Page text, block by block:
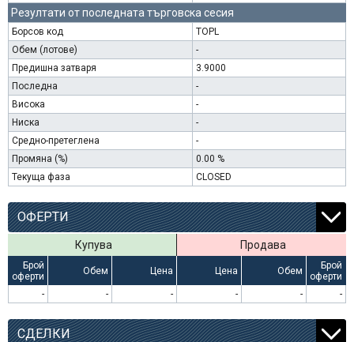
Резултати от последната търговска сесия
Борсов код
TOPL
Обем (лотове)
-
Предишна затваря
3.9000
Последна
-
Висока
-
Ниска
-
Средно-претеглена
-
Промяна (%)
0.00 %
Текуща фаза
CLOSED
ОФЕРТИ
Купува Продава
Брой
оферти
Обем Цена Цена Обем
Брой
оферти
-
- - - - -
СДЕЛКИ